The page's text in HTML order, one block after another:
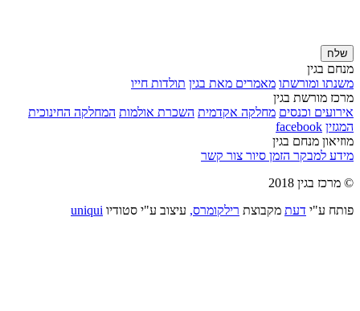
שלח
מנחם בגין
משנתו ומורשתו מאמרים מאת בגין תולדות חייו
מרכז מורשת בגין
אירועים וכנסים מחלקה אקדמית השכרת אולמות המחלקה החינוכית
המגזין facebook
מוזיאון מנחם בגין
מידע למבקר הזמן סיור צור קשר
© מרכז בגין 2018
פותח ע"י דעת מקבוצת רילקומרס, עיצוב ע"י סטודיו uniqui